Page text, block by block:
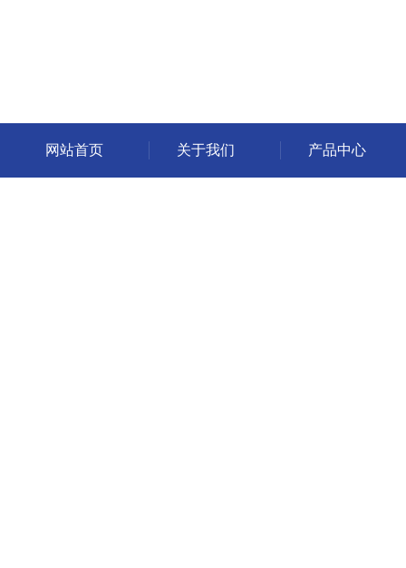
网站首页 关于我们 产品中心